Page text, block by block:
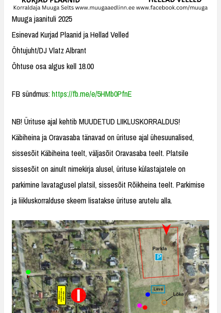
Muuga jaanituli 2025
Esinevad Kurjad Plaanid ja Hellad Velled
Õhtujuht/DJ Vlatz Albrant
Õhtuse osa algus kell 18.00
FB sündmus:https://fb.me/e/5HMb0PfnE
NB! Ürituse ajal kehtib MUUDETUD LIIKLUSKORRALDUS!
Käbiheina ja Oravasaba tänavad on ürituse ajal ühesuunalised,
sissesõit Käbiheina teelt, väljasõit Oravasaba teelt. Platsile
sissesõit on ainult nimekirja alusel, ürituse külastajatele on
parkimine lavatagusel platsil, sissesõit Rõikheina teelt. Parkimise
ja liikluskorralduse skeem lisatakse ürituse arutelu alla.